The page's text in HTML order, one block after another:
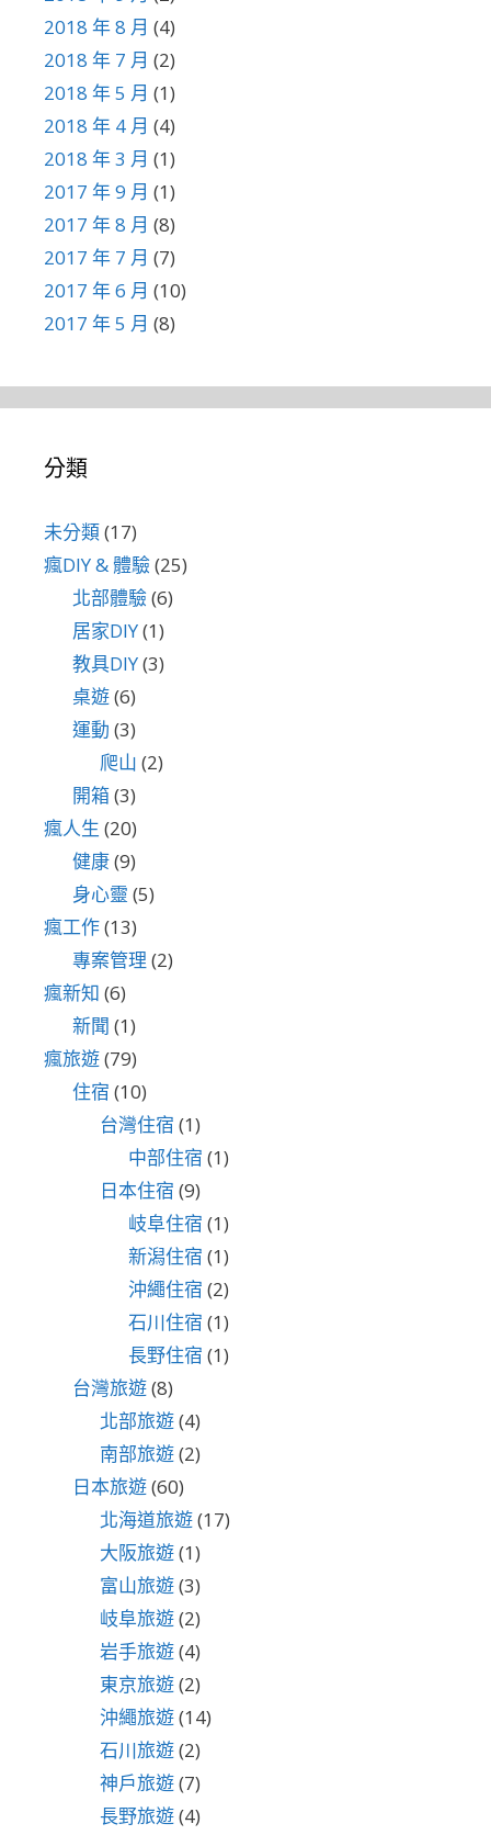
2018 年 8 月 (4)
2018 年 7 月 (2)
2018 年 5 月 (1)
2018 年 4 月 (4)
2018 年 3 月 (1)
2017 年 9 月 (1)
2017 年 8 月 (8)
2017 年 7 月 (7)
2017 年 6 月 (10)
2017 年 5 月 (8)
分類
未分類(17)
瘋DIY & 體驗(25)
北部體驗(6)
居家DIY(1)
教具DIY(3)
桌遊(6)
運動 (3)
爬山 (2)
開箱(3)
瘋人生 (20)
健康(9)
身心靈 (5)
瘋工作(13)
專案管理 (2)
瘋新知 (6)
新聞 (1)
瘋旅遊(79)
住宿 (10)
台灣住宿 (1)
中部住宿 (1)
日本住宿 (9)
岐阜住宿 (1)
新潟住宿 (1)
沖繩住宿 (2)
石川住宿 (1)
長野住宿 (1)
台灣旅遊(8)
北部旅遊(4)
南部旅遊(2)
日本旅遊(60)
北海道旅遊(17)
大阪旅遊(1)
富山旅遊(3)
岐阜旅遊(2)
岩手旅遊(4)
東京旅遊(2)
沖繩旅遊(14)
石川旅遊(2)
神戶旅遊(7)
長野旅遊(4)